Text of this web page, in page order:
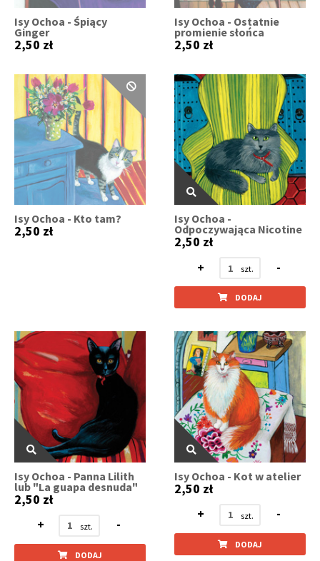
Isy Ochoa - Śpiący
Ginger
2,50 zł
Isy Ochoa - Ostatnie
promienie słońca
2,50 zł
Isy Ochoa - Kto tam?
2,50 zł
Isy Ochoa -
Odpoczywająca Nicotine
2,50 zł
+
-
DODAJ
Isy Ochoa - Panna Lilith
lub "La guapa desnuda"
2,50 zł
+
-
DODAJ
Isy Ochoa - Kot w atelier
2,50 zł
+
-
DODAJ